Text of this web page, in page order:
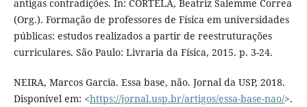
antigas contradições. In: CORTELA, Beatriz Salemme Correa
(Org.). Formação de professores de Física em universidades
públicas: estudos realizados a partir de reestruturações
curriculares. São Paulo: Livraria da Física, 2015. p. 3-24.
NEIRA, Marcos Garcia. Essa base, não. Jornal da USP, 2018.
Disponível em: <https://jornal.usp.br/artigos/essa-base-nao/>.